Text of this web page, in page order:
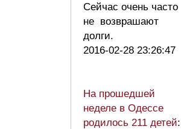
Сейчас очень часто
не возврашают
долги.
2016-02-28 23:26:47
На прошедшей
неделе в Одессе
родилось 211 детей: